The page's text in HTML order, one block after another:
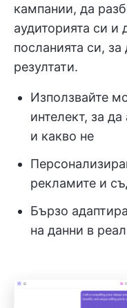
кампании, да
аудиторията си и
посланията си, за
резултати.
Използвайте
интелект, за
и какво не
рекламите и
Бързо
на данни в